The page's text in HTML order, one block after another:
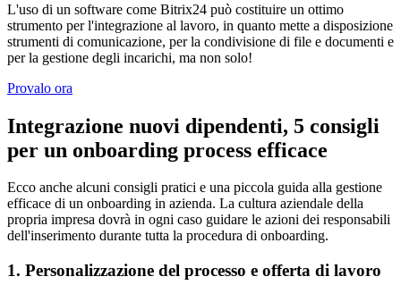
L'uso di un software come Bitrix24 può costituire un ottimo
strumento per l'integrazione al lavoro, in quanto mette a disposizione
strumenti di comunicazione, per la condivisione di file e documenti e
per la gestione degli incarichi, ma non solo!
Provalo ora
Integrazione nuovi dipendenti, 5 consigli
per un onboarding process efficace
Ecco anche alcuni consigli pratici e una piccola guida alla gestione
efficace di un onboarding in azienda. La cultura aziendale della
propria impresa dovrà in ogni caso guidare le azioni dei responsabili
dell'inserimento durante tutta la procedura di onboarding.
1. Personalizzazione del processo e offerta di lavoro